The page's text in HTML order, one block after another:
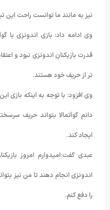
نیز به مانند ما توانست راحت
وی ادامه داد: بازی اندونزی با
قدرت بازیکنان اندونزی نبود و
تر از حریف خود هستند.
وی افزود: با توجه به اینکه بازی
دانم گوآتمالا بتواند حریف
ایجاد کند.
عبدی گفت:امیدوارم امروز
اندونزی انجام دهند تا من نیز
را دفع کنم.